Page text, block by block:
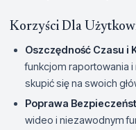
Korzyści Dla
Oszczędność Czasu i
funkcjom raportowania
skupić się na swoich
Poprawa
wideo i niezawodnym